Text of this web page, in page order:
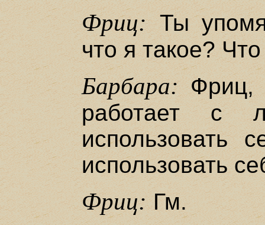
Фриц:Ты
что я такое?
Барбара: Фриц,
работает с
использовать
использовать
Фриц:Гм.